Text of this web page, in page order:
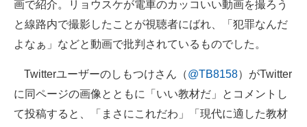
ビジネスと働き方のヒント
経営リーダーのコミュニティ
マーケ×ITの今がよく分かる
画で紹介。リョウスケが電車のカッコいい動画を撮ろう
と線路内で撮影したことが視聴者にばれ、「犯罪なんだ
よなぁ」などと動画で批判されているものでした。
Twitterユーザーのしもつけさん（@TB8158）がTwitter
に同ページの画像とともに「いい教材だ」とコメントし
て投稿すると、「まさにこれだわ」「現代に適した教材